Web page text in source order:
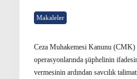
Makaleler
Ceza Muhakemesi Kanunu (CMK)
operasyonlarında şüphelinin
vermesinin ardından savcılık